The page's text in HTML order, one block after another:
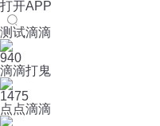
打开APP
测试滴滴
940
滴滴打鬼
1475
点点滴滴